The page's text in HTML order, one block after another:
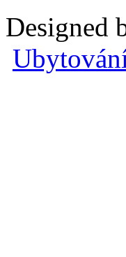
Designed